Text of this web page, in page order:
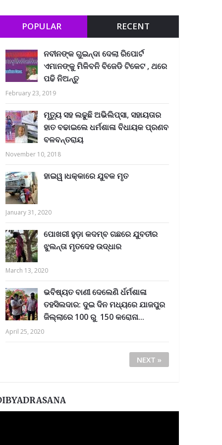
POPULAR RECENT
ନବୀନଙ୍କ ଗୁଇନ୍ଦା ଦେଲା ରିପୋର୍ଟ
ଏମାନଙ୍କୁ ମିଳିବନି ବିଜେଡି ଟିକେଟ , ଥରେ
ପଢି ନିଅନ୍ତୁ
February 23, 2019
ମୃତ୍ୟୁ ସହ ଲଢୁଛି ଅଭିଲିପ୍ସା, ସହାୟତାର
ହାତ ବଢାଇଲେ ଧର୍ମଶାଳା ବିଧାୟକ ପ୍ରଣବ
ବଳବନ୍ତରାୟ
November 10, 2018
ହାଇୱ।ଧକ୍କାରେ ଯୁବକ ମୃତ
January 31, 2020
ପୋଖରୀ ହୁଡ଼ା କଦମ୍ବ ଗଛରେ ଯୁବତୀର
ଝୁଲନ୍ତା ମୃତଦେହ ଉଦ୍ଧାର
March 13, 2020
ଭବିଷ୍ୟତ ବାଣୀ ଦେଲେଣି ର୍ଧର୍ମଶାଳା
ତହସିଲଦାର: ଦୁଇ ଦିନ ମଧ୍ୟରେ ଯାଜପୁର
ଜିଲ୍ଲାରେ 100 ରୁ 150 କରୋନା...
April 25, 2020
NEXT »